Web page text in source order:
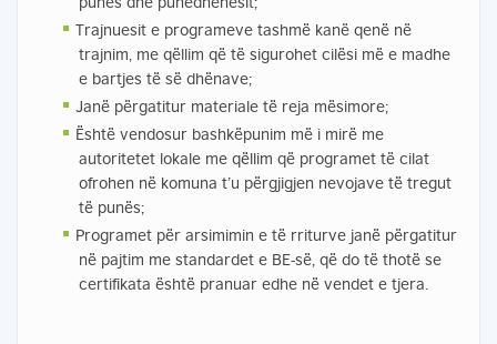
Trajnuesit e programeve tashmë kanë qenë në
trajnim, me qëllim që të sigurohet cilësi më e madhe
e bartjes të së dhënave;
Janë përgatitur materiale të reja mësimore;
Është vendosur bashkëpunim më i mirë me
autoritetet lokale me qëllim që programet të cilat
ofrohen në komuna t’u përgjigjen nevojave të tregut
të punës;
Programet për arsimimin e të rriturve janë përgatitur
në pajtim me standardet e BE-së, që do të thotë se
certifikata është pranuar edhe në vendet e tjera.